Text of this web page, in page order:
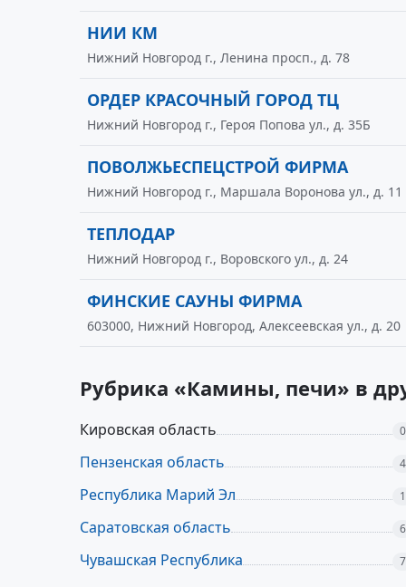
НИИ КМ
Нижний Новгород г., Ленина просп., д. 78
ОРДЕР КРАСОЧНЫЙ ГОРОД ТЦ
Нижний Новгород г., Героя Попова ул., д. 35Б
ПОВОЛЖЬЕСПЕЦСТРОЙ ФИРМА
Нижний Новгород г., Маршала Воронова ул., д. 11
ТЕПЛОДАР
Нижний Новгород г., Воровского ул., д. 24
ФИНСКИЕ САУНЫ ФИРМА
603000, Нижний Новгород, Алексеевская ул., д. 20
Рубрика «Камины, печи» в
Кировская область 0
Пензенская область 4
Республика Марий Эл 1
Саратовская область 6
Чувашская Республика 7